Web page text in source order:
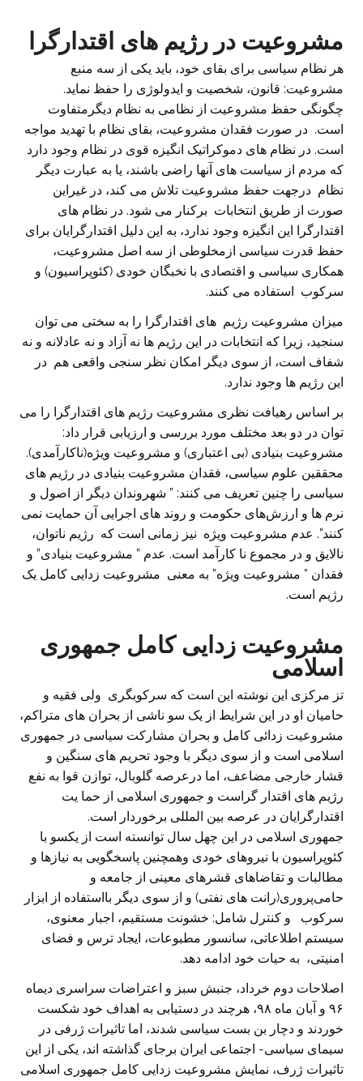
مشروعیت در رژیم های اقتدارگرا
هر نظام سیاسی برای بقای خود، باید یکی از سه منبع
مشروعیت: قانون، شخصیت و ایدولوژی را حفظ نماید.
چگونگی حفظ مشروعیت از نظامی به نظام دیگرمتفاوت
است. در صورت فقدان مشروعیت، بقای نظام با تهدید مواجه
است. در نظام های دموکراتیک انگیزه قوی در نظام وجود دارد
که مردم از سیاست های آنها راضی باشند، یا به عبارت دیگر
نظام درجهت حفظ مشروعیت تلاش می کند، در غیراین
صورت از طریق انتخابات برکنار می شود. در نظام های
اقتدارگرا این انگیزه وجود ندارد، به این دلیل اقتدارگرایان برای
حفظ قدرت سیاسی ازمخلوطی از سه اصل مشروعیت،
همکاری سیاسی و اقتصادی با نخبگان خودی (کئوپراسیون) و
سرکوب استفاده می کنند.
میزان مشروعیت رژیم های اقتدارگرا را به سختی می توان
سنجید، زیرا که انتخابات در این رژیم ها نه آزاد و نه عادلانه و نه
شفاف است، از سوی دیگر امکان نظر سنجی واقعی هم در
این رژیم ها وجود ندارد.
بر اساس رهیافت نظری مشروعیت رژیم های اقتدارگرا را می
توان در دو بعد مختلف مورد بررسی و ارزیابی قرار داد:
مشروعیت بنیادی (بی اعتباری) و مشروعیت ویژه(ناکارآمدی).
محققین علوم سیاسی، فقدان مشروعیت بنیادی در رژیم های
سیاسی را چنین تعریف می کنند: ” شهروندان دیگر از اصول و
نرم ها و ارزش‌های حکومت و روند های اجرایی آن حمایت نمی
کنند”. عدم مشروعیت ویژه نیز زمانی است که رژیم ناتوان،
نالایق و در مجموع نا کارآمد است. عدم ” مشروعیت بنیادی” و
فقدان ” مشروعیت ویژه” به معنی مشروعیت زدایی کامل یک
رژیم است.
مشروعیت زدایی کامل جمهوری
اسلامی
تز مرکزی این نوشته این است که سرکوبگری ولی فقیه و
حامیان او در این شرایط از یک سو ناشی از بحران های متراکم،
مشروعیت زدائی کامل و بحران مشارکت سیاسی در جمهوری
اسلامی است و از سوی دیگر با وجود تحریم های سنگین و
قشار خارجی مضاعف، اما درعرصه گلوبال، توازن قوا به نفع
رژیم های اقتدار گراست و جمهوری اسلامی از حما یت
اقتدارگرایان در عرصه بین المللی برخوردار است.
جمهوری اسلامی در این چهل سال توانسته است از یکسو با
کئوپراسیون با نیروهای خودی وهمچنین پاسخگویی به نیازها و
مطالبات و تقاضاهای قشرهای معینی از جامعه و
حامی‌پروری(رانت های نفتی) و از سوی دیگر بااستفاده از ابزار
سرکوب و کنترل شامل: خشونت مستقیم، اجبار معنوی،
سیستم اطلاعاتی، سانسور مطبوعات، ایجاد ترس و فضای
امنیتی، به حیات خود ادامه دهد.
اصلاحات دوم خرداد، جنبش سبز و اعتراضات سراسری دیماه
۹۶ و آبان ماه ۹۸، هرچند در دستیابی به اهداف خود شکست
خوردند و دچار بن بست سیاسی شدند، اما تاثیرات ژرفی در
سیمای سیاسی- اجتماعی ایران برجای گذاشته اند، یکی از این
تاثیرات ژرف، نمایش مشروعیت زدایی کامل جمهوری اسلامی